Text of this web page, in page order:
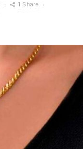
1 Share